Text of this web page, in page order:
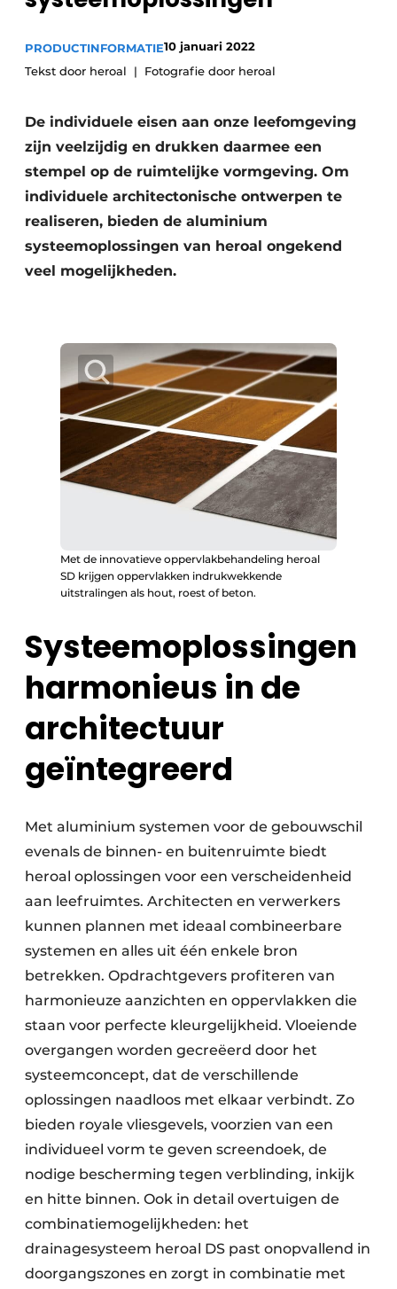
Podcasts
Privacy / Cookie statement
Vacature aanmelden
Video’s
PRODUCTINFORMATIE10 januari 2022
Tekst door heroal
Fotografie door heroal
De individuele eisen aan onze leefomgeving
zijn veelzijdig en drukken daarmee een
stempel op de ruimtelijke vormgeving. Om
individuele architectonische ontwerpen te
realiseren, bieden de aluminium
systeemoplossingen van heroal ongekend
veel mogelijkheden.
Met de innovatieve oppervlakbehandeling heroal
SD krijgen oppervlakken indrukwekkende
uitstralingen als hout, roest of beton.
Systeemoplossingen
harmonieus in de
architectuur
geïntegreerd
Met aluminium systemen voor de gebouwschil
evenals de binnen- en buitenruimte biedt
heroal oplossingen voor een verscheidenheid
aan leefruimtes. Architecten en verwerkers
kunnen plannen met ideaal combineerbare
systemen en alles uit één enkele bron
betrekken. Opdrachtgevers profiteren van
harmonieuze aanzichten en oppervlakken die
staan voor perfecte kleurgelijkheid. Vloeiende
overgangen worden gecreëerd door het
systeemconcept, dat de verschillende
oplossingen naadloos met elkaar verbindt. Zo
bieden royale vliesgevels, voorzien van een
individueel vorm te geven screendoek, de
nodige bescherming tegen verblinding, inkijk
en hitte binnen. Ook in detail overtuigen de
combinatiemogelijkheden: het
drainagesysteem heroal DS past onopvallend in
doorgangszones en zorgt in combinatie met